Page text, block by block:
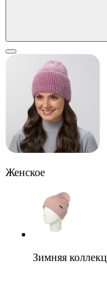
Женское
Зимняя